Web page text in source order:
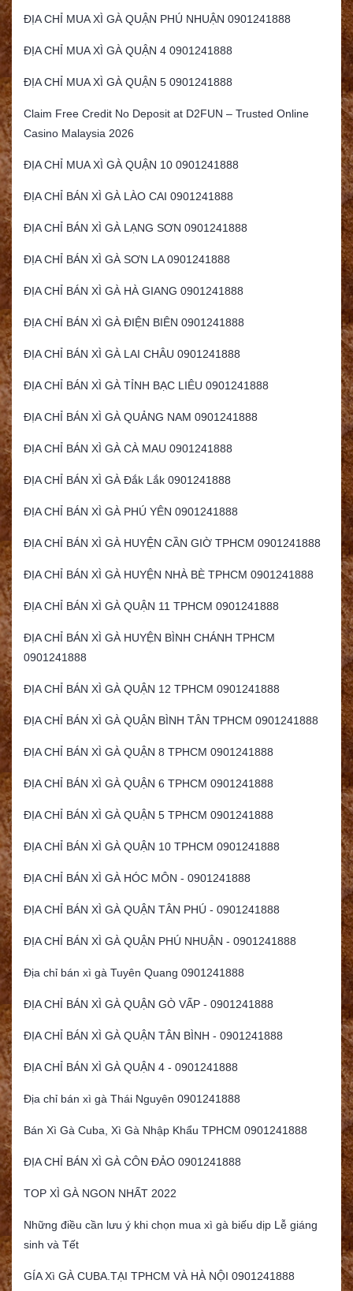
ĐỊA CHỈ MUA XÌ GÀ QUẬN PHÚ NHUẬN 0901241888
ĐỊA CHỈ MUA XÌ GÀ QUẬN 4 0901241888
ĐỊA CHỈ MUA XÌ GÀ QUẬN 5 0901241888
Claim Free Credit No Deposit at D2FUN – Trusted Online
Casino Malaysia 2026
ĐỊA CHỈ MUA XÌ GÀ QUẬN 10 0901241888
ĐỊA CHỈ BÁN XÌ GÀ LÀO CAI 0901241888
ĐỊA CHỈ BÁN XÌ GÀ LẠNG SƠN 0901241888
ĐỊA CHỈ BÁN XÌ GÀ SƠN LA 0901241888
ĐỊA CHỈ BÁN XÌ GÀ HÀ GIANG 0901241888
ĐỊA CHỈ BÁN XÌ GÀ ĐIỆN BIÊN 0901241888
ĐỊA CHỈ BÁN XÌ GÀ LAI CHÂU 0901241888
ĐỊA CHỈ BÁN XÌ GÀ TỈNH BẠC LIÊU 0901241888
ĐỊA CHỈ BÁN XÌ GÀ QUẢNG NAM 0901241888
ĐỊA CHỈ BÁN XÌ GÀ CÀ MAU 0901241888
ĐỊA CHỈ BÁN XÌ GÀ Đắk Lắk 0901241888
ĐỊA CHỈ BÁN XÌ GÀ PHÚ YÊN 0901241888
ĐỊA CHỈ BÁN XÌ GÀ HUYỆN CẦN GIỜ TPHCM 0901241888
ĐỊA CHỈ BÁN XÌ GÀ HUYỆN NHÀ BÈ TPHCM 0901241888
ĐỊA CHỈ BÁN XÌ GÀ QUẬN 11 TPHCM 0901241888
ĐỊA CHỈ BÁN XÌ GÀ HUYỆN BÌNH CHÁNH TPHCM
0901241888
ĐỊA CHỈ BÁN XÌ GÀ QUẬN 12 TPHCM 0901241888
ĐỊA CHỈ BÁN XÌ GÀ QUẬN BÌNH TÂN TPHCM 0901241888
ĐỊA CHỈ BÁN XÌ GÀ QUẬN 8 TPHCM 0901241888
ĐỊA CHỈ BÁN XÌ GÀ QUẬN 6 TPHCM 0901241888
ĐỊA CHỈ BÁN XÌ GÀ QUẬN 5 TPHCM 0901241888
ĐỊA CHỈ BÁN XÌ GÀ QUẬN 10 TPHCM 0901241888
ĐỊA CHỈ BÁN XÌ GÀ HÓC MÔN - 0901241888
ĐỊA CHỈ BÁN XÌ GÀ QUẬN TÂN PHÚ - 0901241888
ĐỊA CHỈ BÁN XÌ GÀ QUẬN PHÚ NHUẬN - 0901241888
Địa chỉ bán xì gà Tuyên Quang 0901241888
ĐỊA CHỈ BÁN XÌ GÀ QUẬN GÒ VẤP - 0901241888
ĐỊA CHỈ BÁN XÌ GÀ QUẬN TÂN BÌNH - 0901241888
ĐỊA CHỈ BÁN XÌ GÀ QUẬN 4 - 0901241888
Địa chỉ bán xì gà Thái Nguyên 0901241888
Bán Xì Gà Cuba, Xì Gà Nhập Khẩu TPHCM 0901241888
ĐỊA CHỈ BÁN XÌ GÀ CÔN ĐẢO 0901241888
TOP XÌ GÀ NGON NHẤT 2022
Những điều cần lưu ý khi chọn mua xì gà biếu dịp Lễ giáng
sinh và Tết
GÍA Xì GÀ CUBA.TẠI TPHCM VÀ HÀ NỘI 0901241888